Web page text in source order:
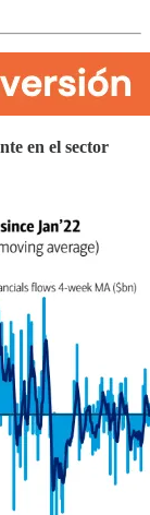
en el sector